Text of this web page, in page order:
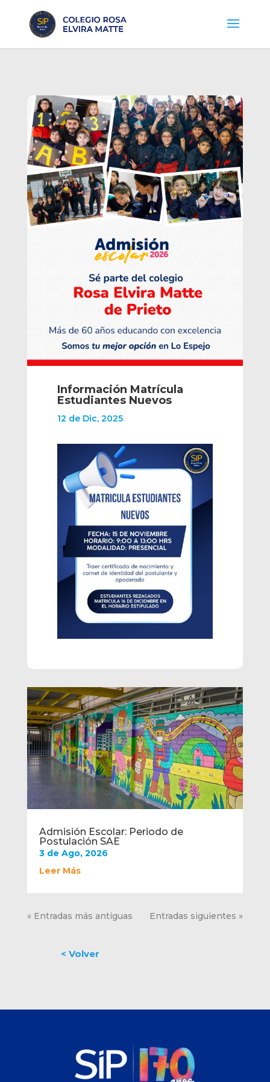
Admisión Escolar: Periodo de
Postulación SAE
3 de Ago, 2026
Leer Más
« Entradas más antiguas Entradas siguientes »
Información Matrícula
Estudiantes Nuevos
12 de Dic, 2025